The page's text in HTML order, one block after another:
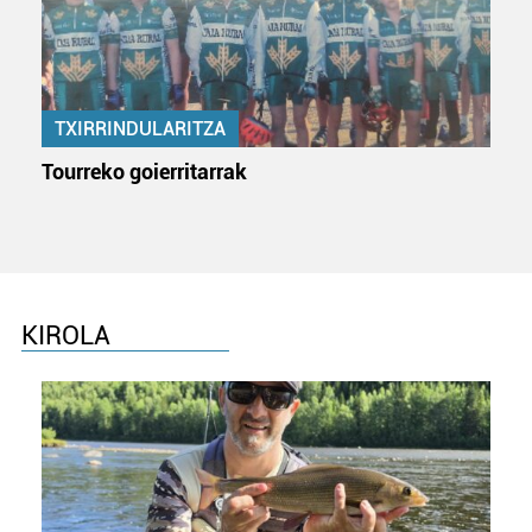
TXIRRINDULARITZA
Tourreko goierritarrak
KIROLA